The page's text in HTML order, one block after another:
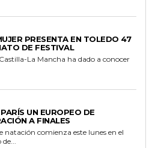
PRESENTA EN TOLEDO 47
DE FESTIVAL
La Mancha ha dado a conocer
UN EUROPEO DE
A FINALES
natación comienza este lunes en el